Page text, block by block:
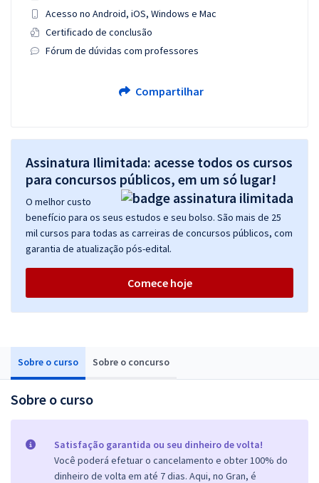
Sobre o curso Sobre o concurso
Sobre o curso
Satisfação garantida ou seu dinheiro de volta!
Você poderá efetuar o cancelamento e obter 100% do
dinheiro de volta em até 7 dias. Aqui, no Gran, é
Acesso no Android, iOS, Windows e Mac
Certificado de conclusão
Fórum de dúvidas com professores
Compartilhar
Assinatura Ilimitada: acesse todos os cursos
para concursos públicos, em um só lugar!
O melhor custo
benefício para os seus estudos e seu bolso. São mais de 25
mil cursos para todas as carreiras de concursos públicos, com
garantia de atualização pós-edital.
Comece hoje